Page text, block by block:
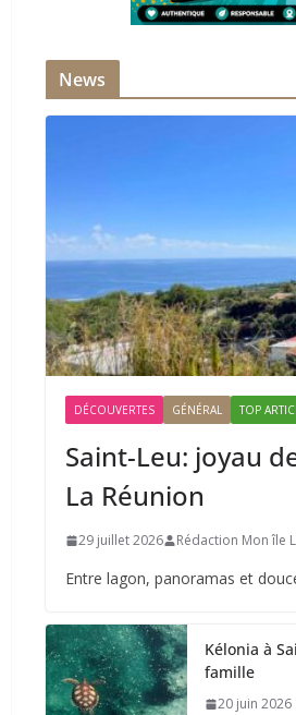
News
DÉCOUVERTES GÉNÉRAL TOP
Saint-Leu: joyau
La Réunion
29 juillet 2026 Rédaction Mon île
Entre lagon, panoramas et
Kélonia à
famille
20 juin 2026